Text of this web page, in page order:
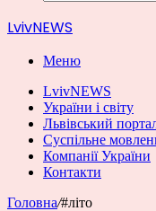
LvivNEWS
Меню
LvivNEWS
України і світу
Львівський
Суспільне
Компанії України
Контакти
Головна/#літо